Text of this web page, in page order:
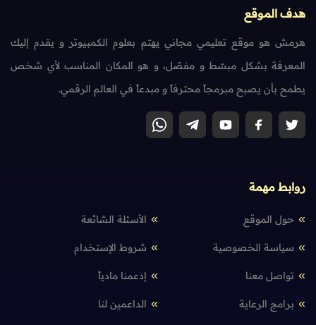
هدف الموقع
هرمش هو موقع تعليمي مجاني يهتم بعلوم الكمبيوتر و يقدم إليك
المعرفة بشكل مبسّط و مفصّل، و هو المكان المناسب لأي شخص
يطمح بأن يصبح مبرمجاً محترفاً و مبدعاً في العالم الرقمي.
روابط مهمة
حول الموقع الأسئلة الشائعة
سياسة الخصوصية شروط الإستخدام
تواصل معنا إدعمنا مادياً
برامج الرعاية الداعمين لنا